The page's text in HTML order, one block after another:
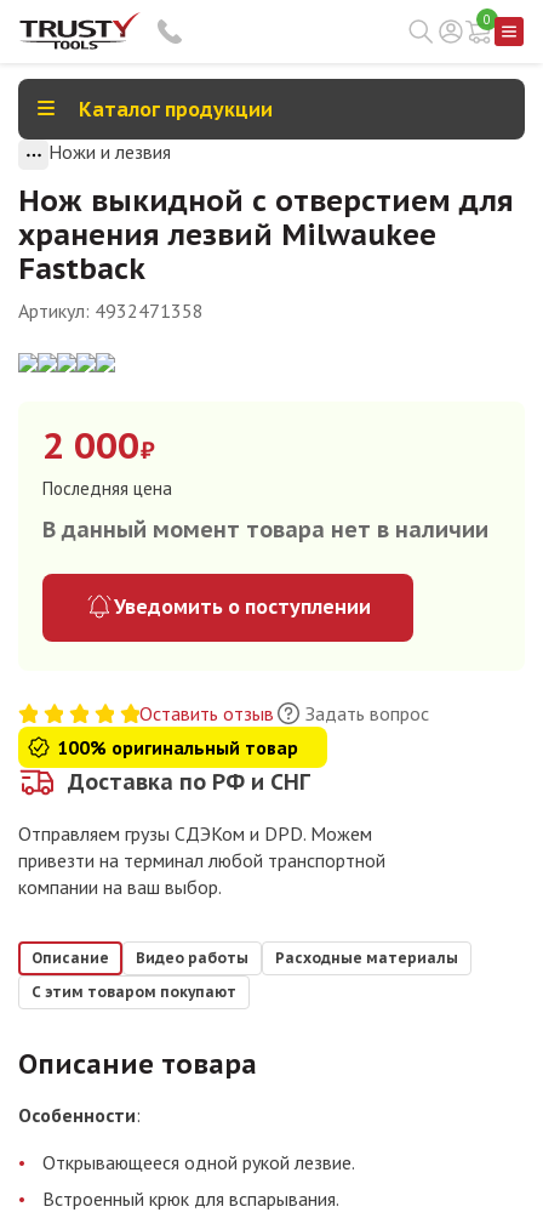
0
Каталог продукции
Ножи и лезвия
Нож выкидной с отверстием для
хранения лезвий Milwaukee
Fastback
Артикул: 4932471358
2 000₽
Последняя цена
В данный момент товара нет в наличии
Уведомить о поступлении
Оставить отзыв
Задать вопрос
100% оригинальный товар
Доставка по РФ и СНГ
Отправляем грузы СДЭКом и DPD. Можем
привезти на терминал любой транспортной
компании на ваш выбор.
Описание Видео работы
Расходные материалы
С этим товаром покупают
Описание товара
Особенности:
Открывающееся одной рукой лезвие.
Встроенный крюк для вспарывания.